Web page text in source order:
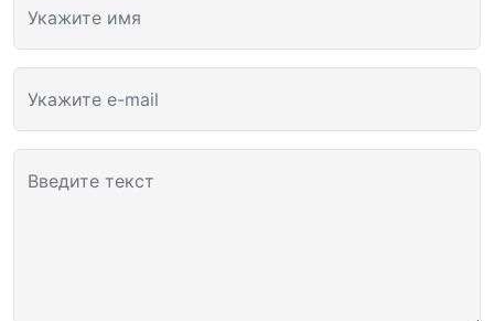
Укажите имя
Укажите e-mail
Введите текст